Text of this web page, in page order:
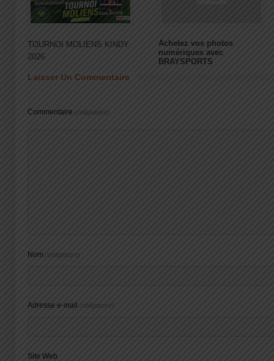
TOURNOI MOLIENS KINDY
2026
Achetez vos photos
numériques avec
BRAYSPORTS
Laisser Un Commentaire
Commentaire (obligatoire)
Nom (obligatoire)
Adresse e-mail (obligatoire)
Site Web